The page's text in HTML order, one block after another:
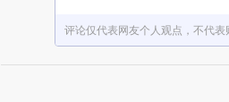
评论仅代表网友个人观点，不代表